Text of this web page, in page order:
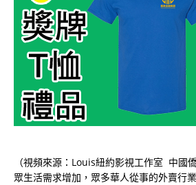
（視頻來源：Louis紐約影視工作室 中國
眾生活需求增加，眾多華人從事的外賣行